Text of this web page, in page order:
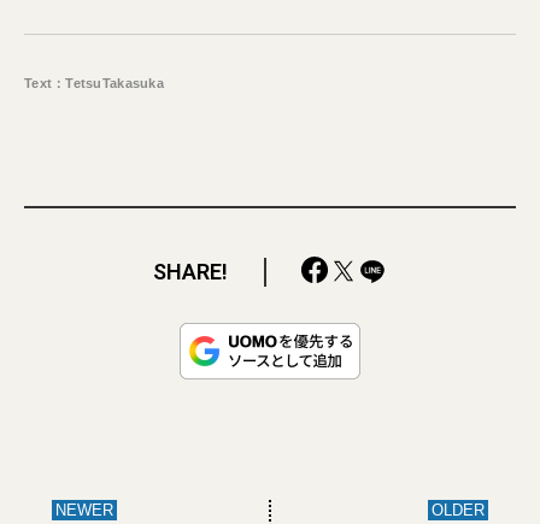
Text：TetsuTakasuka
SHARE!
NEWER OLDER